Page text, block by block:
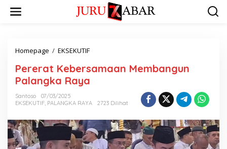
Homepage / EKSEKUTIF
Pererat Kebersamaan Membangun
Palangka Raya
Santoso
07/03/2025
EKSEKUTIF, PALANGKA RAYA 2723 Dilihat